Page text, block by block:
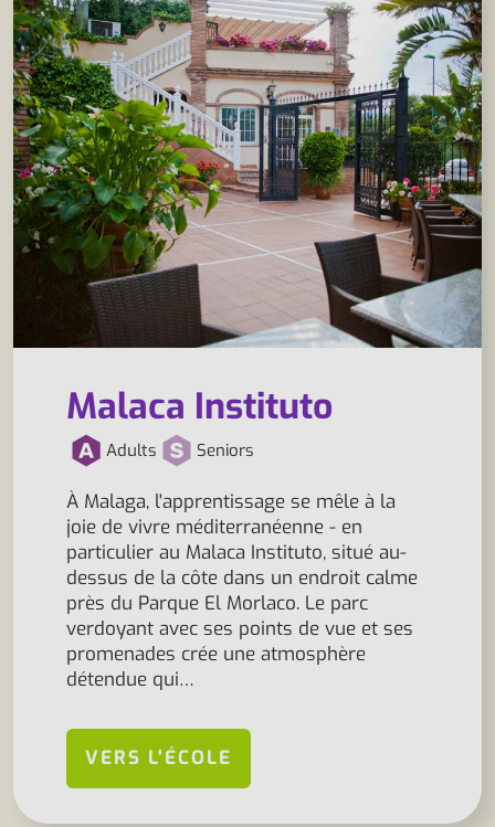
Malaca Instituto
Adults Seniors
À Malaga, l'apprentissage se mêle à la
joie de vivre méditerranéenne - en
particulier au Malaca Instituto, situé au-
dessus de la côte dans un endroit calme
près du Parque El Morlaco. Le parc
verdoyant avec ses points de vue et ses
promenades crée une atmosphère
détendue qui…
VERS L'ÉCOLE